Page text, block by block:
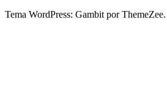
Tema WordPress: Gambit por ThemeZee.